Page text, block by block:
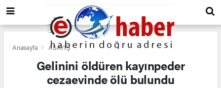
Anasayfa ASAYİŞ
Gelinini öldüren kayınpeder
cezaevinde ölü bulundu